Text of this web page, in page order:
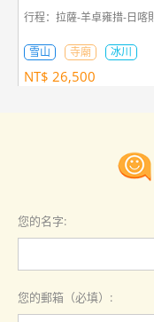
行程：拉薩-羊卓雍措-日喀
雪山 寺廟 冰川
NT$ 26,500
您的名字:
您的郵箱（必填）: